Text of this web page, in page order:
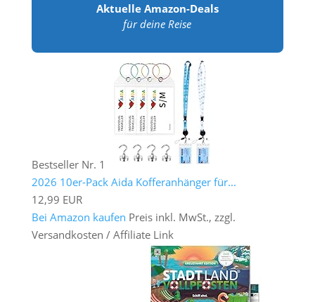
Aktuelle Amazon-Deals
für deine Reise
Bestseller Nr. 1
2026 10er-Pack Aida Kofferanhänger für...
12,99 EUR
Bei Amazon kaufen Preis inkl. MwSt., zzgl.
Versandkosten / Affiliate Link